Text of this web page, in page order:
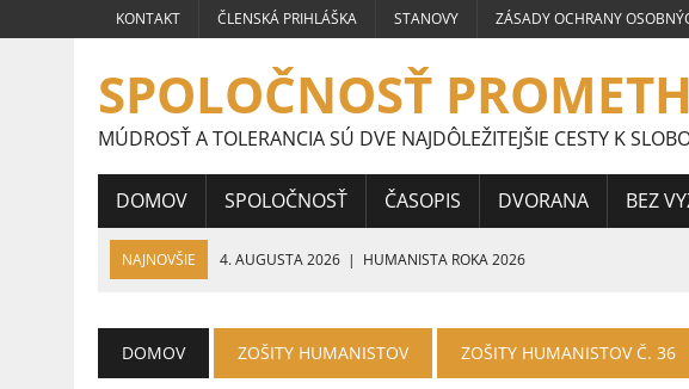
KONTAKT ČLENSKÁ PRIHLÁŠKA STANOVY ZÁSADY OCHRANY
SPOLOČNOSŤ
MÚDROSŤ A TOLERANCIA SÚ DVE NAJDÔLEŽITEJŠIE CESTY K
DOMOV SPOLOČNOSŤ ČASOPIS DVORANA BEZ
NAJNOVŠIE 4. AUGUSTA 2026 | HUMANISTA ROKA 2026
16. JÚLA 2026 | VÍŤAZNÉ PRÁCE ŠTUDENTOV STREDNÝCH ŠKÔL CELOSLOVENSKEJ
DOMOV ZOŠITY HUMANISTOV ZOŠITY HUMANISTOV Č. 36